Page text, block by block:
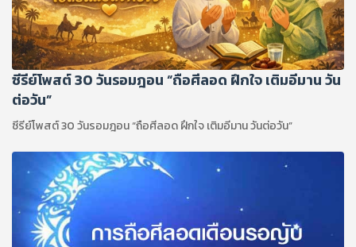
ซีรีย์โพสต์ 30 วันรอมฎอน “ถือศีลอด ฝึกใจ เติมอีมาน วัน
ต่อวัน”
ซีรีย์โพสต์ 30 วันรอมฎอน “ถือศีลอด ฝึกใจ เติมอีมาน วันต่อวัน”